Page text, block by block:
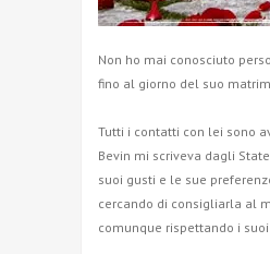
Non ho mai conosciuto
fino al giorno del suo
Tutti i contatti con lei sono
Bevin mi scriveva dagli
suoi gusti e le sue
cercando di consigliarla al
comunque rispettando i